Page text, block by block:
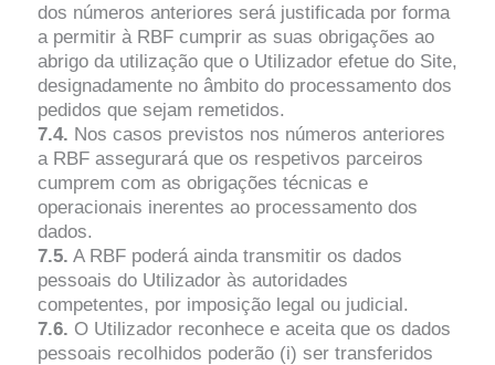
dos números anteriores será justificada por forma
a permitir à RBF cumprir as suas obrigações ao
abrigo da utilização que o Utilizador efetue do Site,
designadamente no âmbito do processamento dos
pedidos que sejam remetidos.
7.4. Nos casos previstos nos números anteriores
a RBF assegurará que os respetivos parceiros
cumprem com as obrigações técnicas e
operacionais inerentes ao processamento dos
dados.
7.5. A RBF poderá ainda transmitir os dados
pessoais do Utilizador às autoridades
competentes, por imposição legal ou judicial.
7.6. O Utilizador reconhece e aceita que os dados
pessoais recolhidos poderão (i) ser transferidos